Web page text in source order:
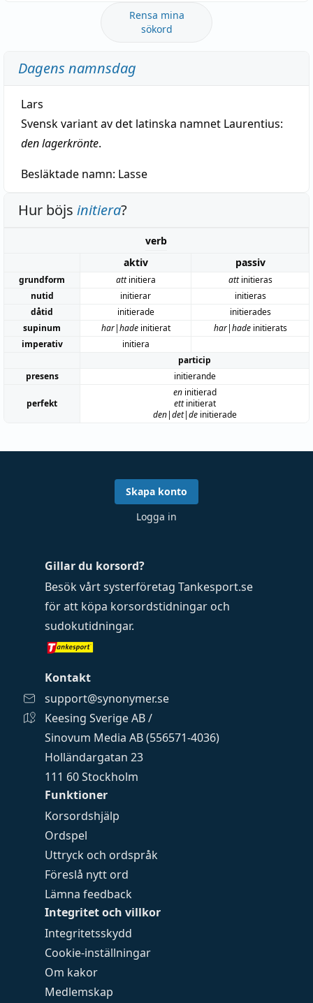
Rensa mina
sökord
Dagens namnsdag
Lars
Svensk variant av det latinska namnet Laurentius:
den lagerkrönte.
Besläktade namn: Lasse
Hur böjs initiera?
verb
aktiv
passiv
grundform attinitiera attinitieras
nutid
initierar
initieras
dåtid
initierade
initierades
supinum
har|hadeinitierat har|hadeinitierats
imperativ
initiera
particip
presens
initierande
perfekt
eninitierad
ettinitierat
den|det|deinitierade
Funktioner
Korsordshjälp
Ordspel
Uttryck och ordspråk
Föreslå nytt ord
Lämna feedback
Integritet och villkor
Integritetsskydd
Cookie-inställningar
Om kakor
Medlemskap
Gillar du korsord?
Besök vårt systerföretag Tankesport.se
för att köpa korsordstidningar och
sudokutidningar.
Kontakt
support@synonymer.se
Keesing Sverige AB /
Sinovum Media AB (556571-4036)
Holländargatan 23
111 60 Stockholm
Skapa konto
Logga in